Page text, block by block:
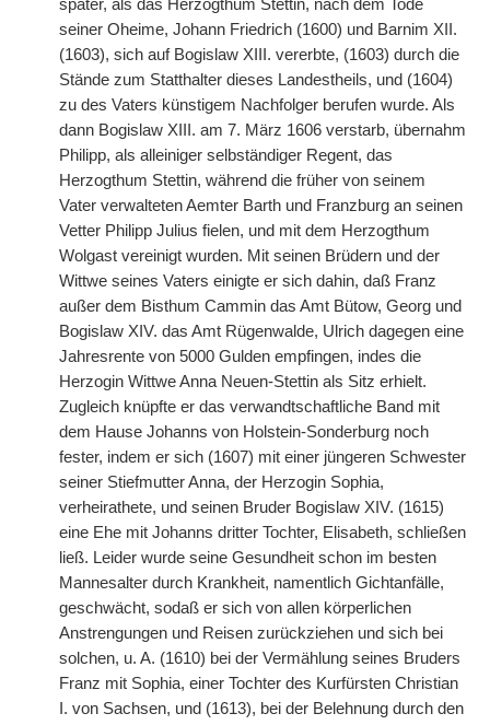
später, als das Herzogthum Stettin, nach dem Tode
seiner Oheime, Johann Friedrich (1600) und Barnim XII.
(1603), sich auf Bogislaw XIII. vererbte, (1603) durch die
Stände zum Statthalter dieses Landestheils, und (1604)
zu des Vaters künstigem Nachfolger berufen wurde. Als
dann Bogislaw XIII. am 7. März 1606 verstarb, übernahm
Philipp, als alleiniger selbständiger Regent, das
Herzogthum Stettin, während die früher von seinem
Vater verwalteten Aemter Barth und Franzburg an seinen
Vetter Philipp Julius fielen, und mit dem Herzogthum
Wolgast vereinigt wurden. Mit seinen Brüdern und der
Wittwe seines Vaters einigte er sich dahin, daß Franz
außer dem Bisthum Cammin das Amt Bütow, Georg und
Bogislaw XIV. das Amt Rügenwalde, Ulrich dagegen eine
Jahresrente von 5000 Gulden empfingen, indes die
Herzogin Wittwe Anna Neuen-Stettin als Sitz erhielt.
Zugleich knüpfte er das verwandtschaftliche Band mit
dem Hause Johanns von Holstein-Sonderburg noch
fester, indem er sich (1607) mit einer jüngeren Schwester
seiner Stiefmutter Anna, der Herzogin Sophia,
verheirathete, und seinen Bruder Bogislaw XIV. (1615)
eine Ehe mit Johanns dritter Tochter, Elisabeth, schließen
ließ. Leider wurde seine Gesundheit schon im besten
Mannesalter durch Krankheit, namentlich Gichtanfälle,
geschwächt, sodaß er sich von allen körperlichen
Anstrengungen und Reisen zurückziehen und sich bei
solchen, u. A. (1610) bei der Vermählung seines Bruders
Franz mit Sophia, einer Tochter des Kurfürsten Christian
I. von Sachsen, und (1613), bei der Belehnung durch den